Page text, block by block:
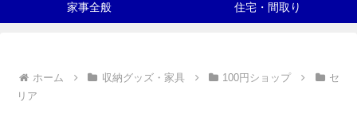
家事全般 住宅・間取り
ホーム 収納グッズ・家具 100円ショップ
セ
リア